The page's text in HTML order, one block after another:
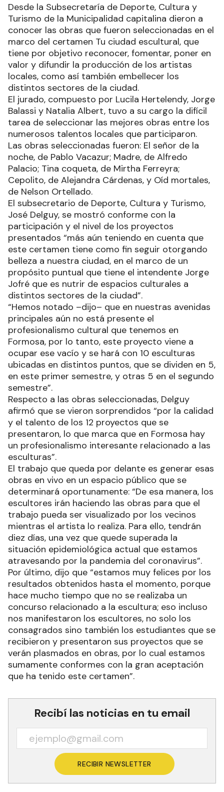
Desde la Subsecretaría de Deporte, Cultura y
Turismo de la Municipalidad capitalina dieron a
conocer las obras que fueron seleccionadas en el
marco del certamen Tu ciudad escultural, que
tiene por objetivo reconocer, fomentar, poner en
valor y difundir la producción de los artistas
locales, como así también embellecer los
distintos sectores de la ciudad.
El jurado, compuesto por Lucila Hertelendy, Jorge
Balassi y Natalia Albert, tuvo a su cargo la difícil
tarea de seleccionar las mejores obras entre los
numerosos talentos locales que participaron.
Las obras seleccionadas fueron: El señor de la
noche, de Pablo Vacazur; Madre, de Alfredo
Palacio; Tina coqueta, de Mirtha Ferreyra;
Cepolito, de Alejandra Cárdenas, y Oíd mortales,
de Nelson Ortellado.
El subsecretario de Deporte, Cultura y Turismo,
José Delguy, se mostró conforme con la
participación y el nivel de los proyectos
presentados “más aún teniendo en cuenta que
este certamen tiene como fin seguir otorgando
belleza a nuestra ciudad, en el marco de un
propósito puntual que tiene el intendente Jorge
Jofré que es nutrir de espacios culturales a
distintos sectores de la ciudad”.
“Hemos notado –dijo– que en nuestras avenidas
principales aún no está presente el
profesionalismo cultural que tenemos en
Formosa, por lo tanto, este proyecto viene a
ocupar ese vacío y se hará con 10 esculturas
ubicadas en distintos puntos, que se dividen en 5,
en este primer semestre, y otras 5 en el segundo
semestre”.
Respecto a las obras seleccionadas, Delguy
afirmó que se vieron sorprendidos “por la calidad
y el talento de los 12 proyectos que se
presentaron, lo que marca que en Formosa hay
un profesionalismo interesante relacionado a las
esculturas”.
El trabajo que queda por delante es generar esas
obras en vivo en un espacio público que se
determinará oportunamente: “De esa manera, los
escultores irán haciendo las obras para que el
trabajo pueda ser visualizado por los vecinos
mientras el artista lo realiza. Para ello, tendrán
diez días, una vez que quede superada la
situación epidemiológica actual que estamos
atravesando por la pandemia del coronavirus”.
Por último, dijo que “estamos muy felices por los
resultados obtenidos hasta el momento, porque
hace mucho tiempo que no se realizaba un
concurso relacionado a la escultura; eso incluso
nos manifestaron los escultores, no solo los
consagrados sino también los estudiantes que se
recibieron y presentaron sus proyectos que se
verán plasmados en obras, por lo cual estamos
sumamente conformes con la gran aceptación
que ha tenido este certamen”.
Recibí las noticias en tu email
RECIBIR NEWSLETTER